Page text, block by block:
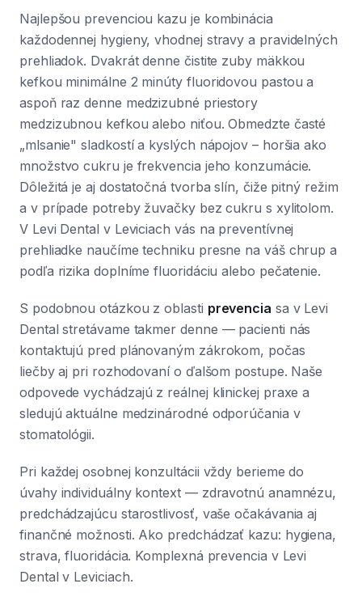
Najlepšou prevenciou kazu je kombinácia
každodennej hygieny, vhodnej stravy a pravidelných
prehliadok. Dvakrát denne čistite zuby mäkkou
kefkou minimálne 2 minúty fluoridovou pastou a
aspoň raz denne medzizubné priestory
medzizubnou kefkou alebo niťou. Obmedzte časté
„mlsanie" sladkostí a kyslých nápojov – horšia ako
množstvo cukru je frekvencia jeho konzumácie.
Dôležitá je aj dostatočná tvorba slín, čiže pitný režim
a v prípade potreby žuvačky bez cukru s xylitolom.
V Levi Dental v Leviciach vás na preventívnej
prehliadke naučíme techniku presne na váš chrup a
podľa rizika doplníme fluoridáciu alebo pečatenie.
S podobnou otázkou z oblasti prevencia sa v Levi
Dental stretávame takmer denne — pacienti nás
kontaktujú pred plánovaným zákrokom, počas
liečby aj pri rozhodovaní o ďalšom postupe. Naše
odpovede vychádzajú z reálnej klinickej praxe a
sledujú aktuálne medzinárodné odporúčania v
stomatológii.
Pri každej osobnej konzultácii vždy berieme do
úvahy individuálny kontext — zdravotnú anamnézu,
predchádzajúcu starostlivosť, vaše očakávania aj
finančné možnosti. Ako predchádzať kazu: hygiena,
strava, fluoridácia. Komplexná prevencia v Levi
Dental v Leviciach.